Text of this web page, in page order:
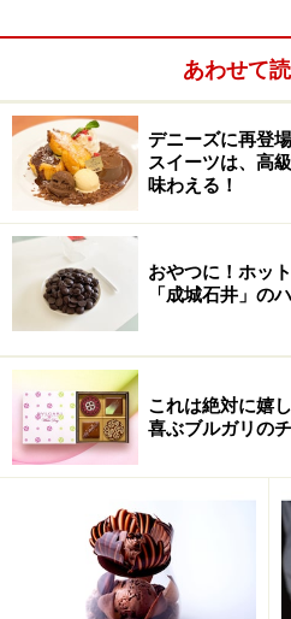
私は思わず「え！」と言いつ
というのも、みなさんはご存
統領ご夫妻は北フランスのア
ットさんのご実家は、老舗の
「5代続くチョコレート店の
ば間違いない。私はチョコ
大変恐縮ながら勝手にブリ
あわせて
デニーズに再登
スイーツは、高
味わえる！
おやつに！ホッ
「成城石井」の
これは絶対に嬉
喜ぶブルガリの